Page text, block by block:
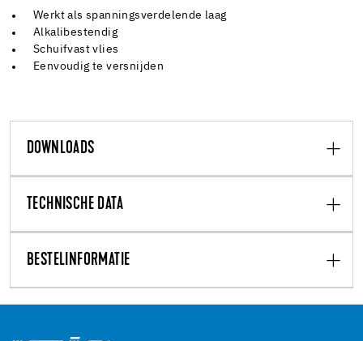
Werkt als spanningsverdelende laag
Alkalibestendig
Schuifvast vlies
Eenvoudig te versnijden
DOWNLOADS
TECHNISCHE DATA
BESTELINFORMATIE